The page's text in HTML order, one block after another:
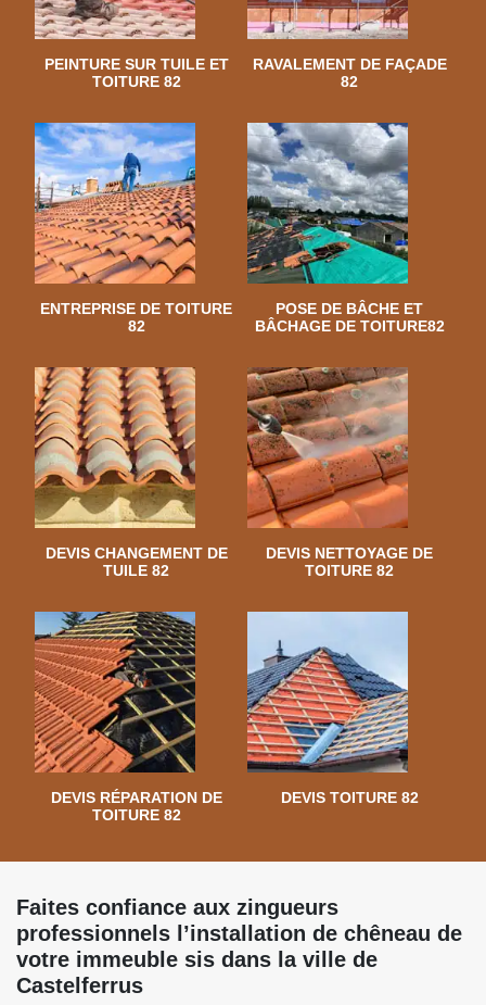
PEINTURE SUR TUILE ET
TOITURE 82
RAVALEMENT DE FAÇADE
82
ENTREPRISE DE TOITURE
82
POSE DE BÂCHE ET
BÂCHAGE DE TOITURE82
DEVIS CHANGEMENT DE
TUILE 82
DEVIS NETTOYAGE DE
TOITURE 82
DEVIS RÉPARATION DE
TOITURE 82
DEVIS TOITURE 82
Faites confiance aux zingueurs
professionnels l’installation de chêneau de
votre immeuble sis dans la ville de
Castelferrus